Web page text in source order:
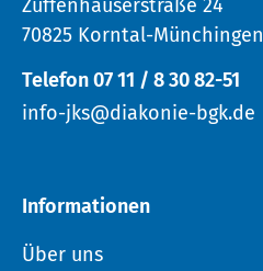
Zuffenhauserstraße 24
70825 Korntal-Münchingen
Telefon 07 11 / 8 30 82-51
info-jks@diakonie-bgk.de
Informationen
Über uns